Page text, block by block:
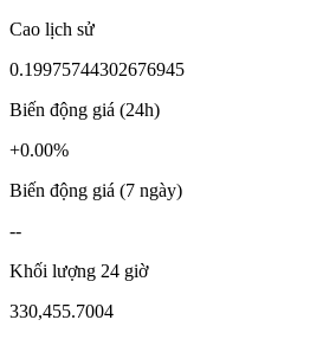
Cao lịch sử
0.19975744302676945
Biến động giá (24h)
+0.00%
Biến động giá (7 ngày)
--
Khối lượng 24 giờ
330,455.7004